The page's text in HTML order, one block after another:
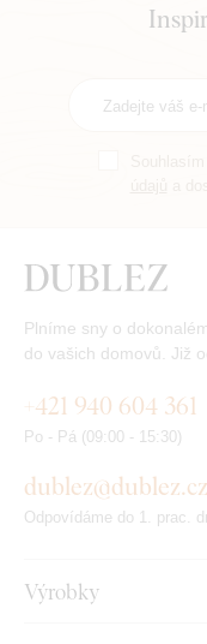
Plníme sny o
do vašich domovů. Již
Výrobky
+421 940 604 361
Po - Pá (09:00 - 15:30)
dublez@dublez.cz
Odpovídáme do 1. prac.